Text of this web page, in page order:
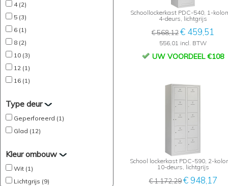
4 (2)
5 (3)
6 (1)
8 (2)
10 (3)
12 (1)
16 (1)
Type deur
Geperforeerd (1)
Glad (12)
Kleur ombouw
Wit (1)
Lichtgrijs (9)
Schoollockerkast PDC-540, 1-
4-deurs, lichtgrijs
€ 568,12€ 459,51
556,01 incl. BTW
UW VOORDEEL €108
School lockerkast PDC-590, 2-
10-deurs, lichtgrijs
€ 1.172,29 € 948,17